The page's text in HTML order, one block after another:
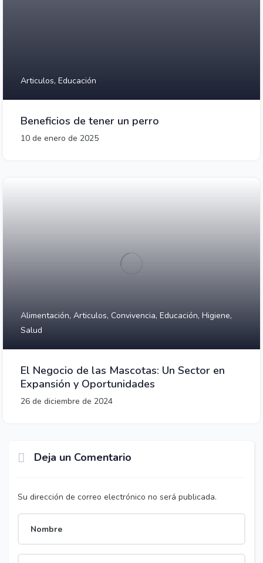
Articulos, Educación
Beneficios de tener un perro
10 de enero de 2025
Alimentación, Articulos, Convivencia, Educación, Higiene,
Salud
El Negocio de las Mascotas: Un Sector en
Expansión y Oportunidades
26 de diciembre de 2024
Deja un Comentario
Su dirección de correo electrónico no será publicada.